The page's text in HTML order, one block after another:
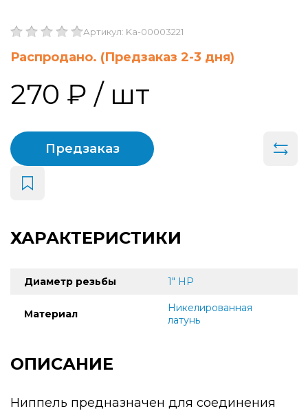
Артикул: Ka-00003221
Распродано. (Предзаказ 2-3 дня)
270 ₽ / шт
Предзаказ
ХАРАКТЕРИСТИКИ
Диаметр резьбы 1" НР
Материал
Никелированная
латунь
ОПИСАНИЕ
Ниппель предназначен для соединения